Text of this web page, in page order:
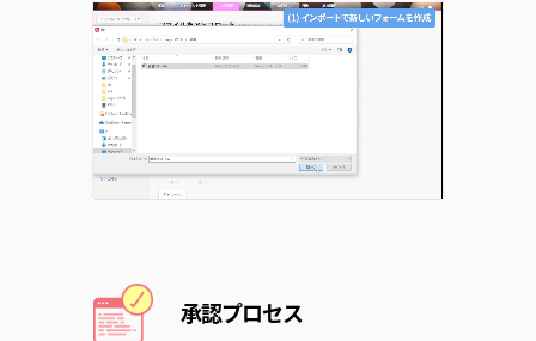
Unmute
承認プロセス